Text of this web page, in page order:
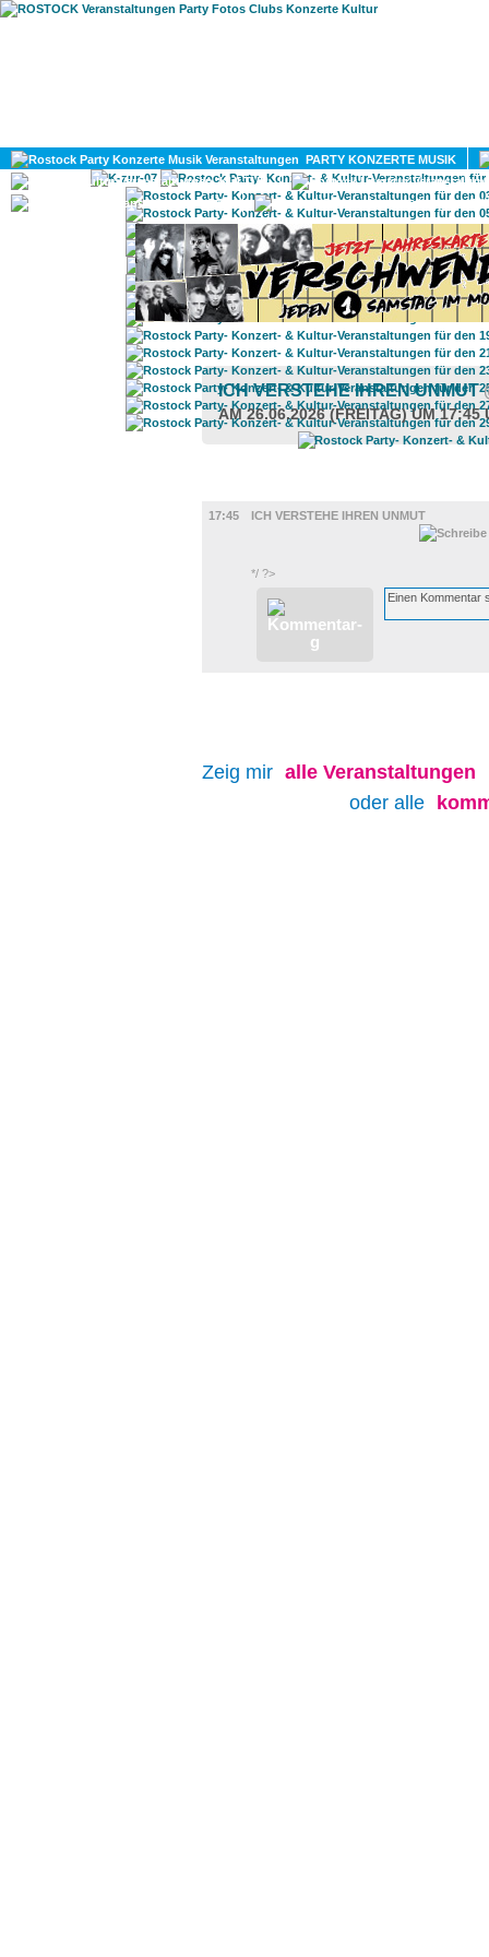
PARTY KONZERTE MUSIK
KULTUR
GAY
ICH VERSTEHE IHREN UNMUT
AM 26.06.2026 (FREITAG) UM 17:45
17:45
ICH VERSTEHE IHREN UNMUT
*/ ?>
Zeig mir alle Veranstaltungen
oder alle